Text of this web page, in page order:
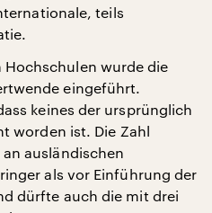
teils
wurde die
eingeführt.
keines der ursprünglich
worden ist. Die Zahl
ausländischen
als vor Einführung der
dürfte auch die mit drei